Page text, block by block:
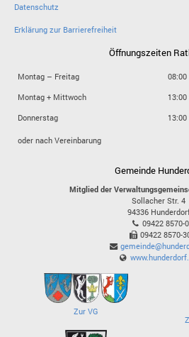
Datenschutz
Erklärung zur Barrierefreiheit
Öffnungszeiten
Montag – Freitag
Montag + Mittwoch
Donnerstag
oder nach Vereinbarung
Gemeinde
Mitglied der
Sollacher Str. 4
94336
09422 8570-0
09422 8570-
Zur VG